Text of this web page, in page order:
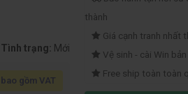
thành
Giá cạnh tranh nhất
Vệ sinh - cài Win
Free ship toàn toàn
Tình trạng: Mới
gồm VAT